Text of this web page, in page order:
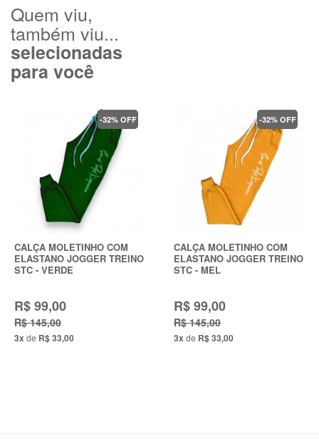
Quem viu,
também viu...
selecionadas
para você
CALÇA MOLETINHO COM
ELASTANO JOGGER TREINO
STC - VERDE
-32% OFF
R$ 99,00
R$ 145,00
3x de R$ 33,00
CALÇA MOLETINHO COM
ELASTANO JOGGER TREINO
STC - MEL
-32% OFF
R$ 99,00
R$ 145,00
3x de R$ 33,00